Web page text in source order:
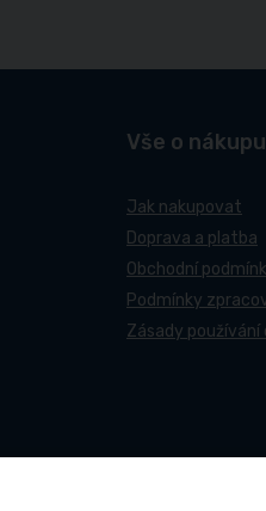
Vše o nákupu
Jak nakupovat
Doprava a platba
Obchodní
Podmínky
Zásady používání